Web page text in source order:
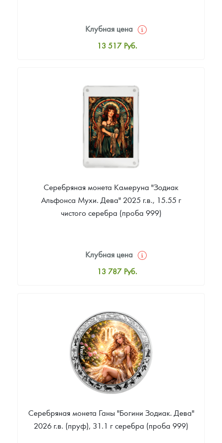
Клубная цена
13 517 Руб.
Цена выкупа
Звоните
Серебряная монета Камеруна "Зодиак
Альфонса Мухи. Дева" 2025 г.в., 15.55 г
чистого серебра (проба 999)
Клубная цена
13 787 Руб.
Цена выкупа
Звоните
Серебряная монета Ганы "Богини Зодиак. Дева"
2026 г.в. (пруф), 31.1 г серебра (проба 999)